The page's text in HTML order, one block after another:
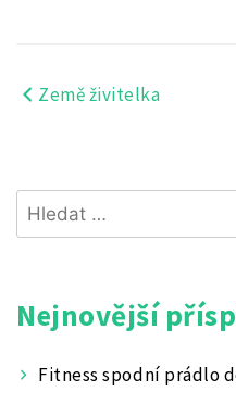
Navigace
příspěvek
Země živitelka
Vyhledávání
Nejnovější
Fitness spodní prádlo